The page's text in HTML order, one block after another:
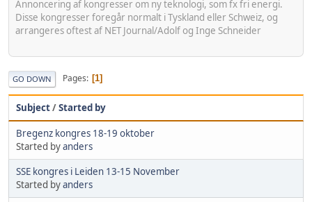
Annoncering af kongresser om ny teknologi, som fx fri energi.
Disse kongresser foregår normalt i Tyskland eller Schweiz, og
arrangeres oftest af NET Journal/Adolf og Inge Schneider
GO DOWN Pages 1
Subject/Started by
Bregenz kongres 18-19 oktober
Started byanders
SSE kongres i Leiden 13-15 November
Started byanders